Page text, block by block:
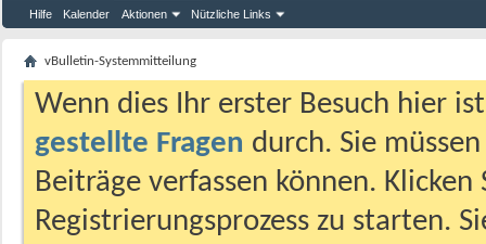
Hilfe Kalender Aktionen Nützliche Links
vBulletin-Systemmitteilung
Wenn dies Ihr erster Besuch hier
gestellte Fragen durch. Sie
Beiträge verfassen können.
Registrierungsprozess zu starten.